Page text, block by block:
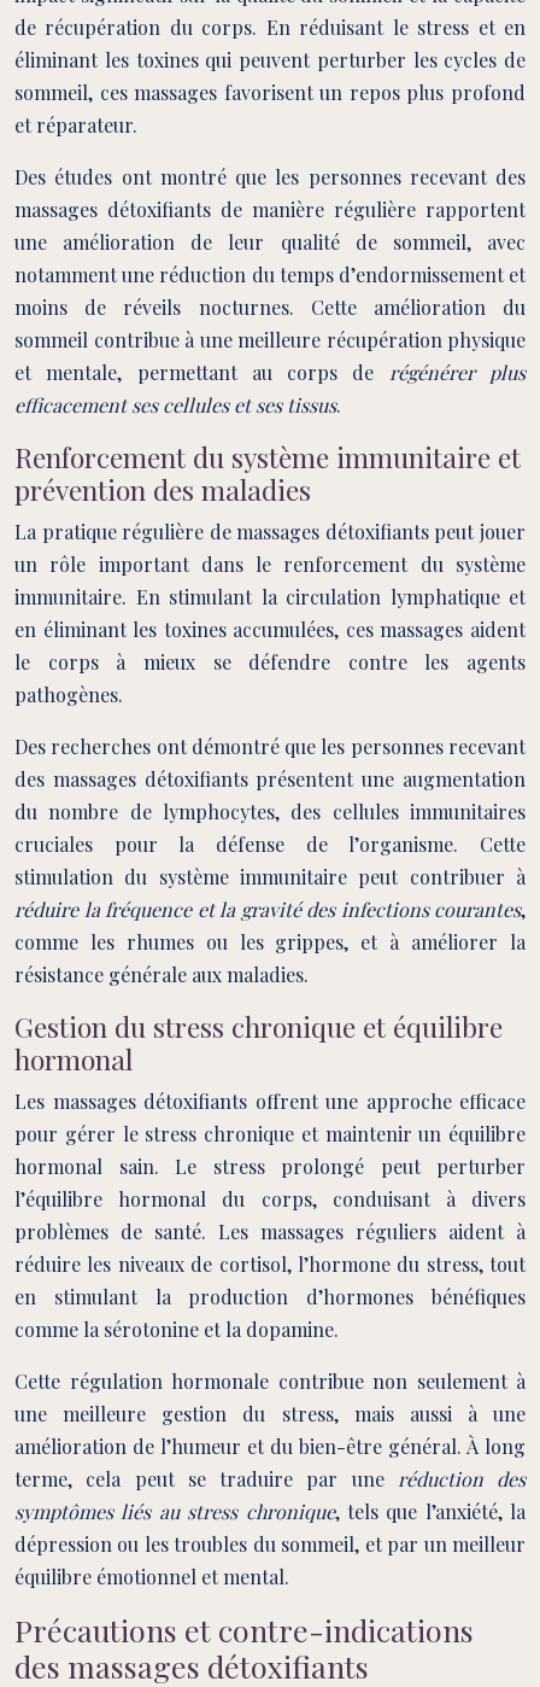
de récupération du corps. En réduisant le stress et en
éliminant les toxines qui peuvent perturber les cycles de
sommeil, ces massages favorisent un repos plus profond
et réparateur.
Des études ont montré que les personnes recevant des
massages détoxifiants de manière régulière rapportent
une amélioration de leur qualité de sommeil, avec
notamment une réduction du temps d’endormissement et
moins de réveils nocturnes. Cette amélioration du
sommeil contribue à une meilleure récupération physique
et mentale, permettant au corps de
régénérer plus
efficacement ses cellules et ses tissus.
Renforcement du système immunitaire et
prévention des maladies
La pratique régulière de massages détoxifiants peut jouer
un rôle important dans le renforcement du système
immunitaire. En stimulant la circulation lymphatique et
en éliminant les toxines accumulées, ces massages aident
le corps à mieux se défendre contre les agents
pathogènes.
Des recherches ont démontré que les personnes recevant
des massages détoxifiants présentent une augmentation
du nombre de lymphocytes, des cellules immunitaires
cruciales pour la défense de l’organisme. Cette
stimulation du système immunitaire peut contribuer à
réduire la fréquence et la gravité des infections courantes,
comme les rhumes ou les grippes, et à améliorer la
résistance générale aux maladies.
Gestion du stress chronique et équilibre
hormonal
Les massages détoxifiants offrent une approche efficace
pour gérer le stress chronique et maintenir un équilibre
hormonal sain. Le stress prolongé peut perturber
l’équilibre hormonal du corps, conduisant à divers
problèmes de santé. Les massages réguliers aident à
réduire les niveaux de cortisol, l’hormone du stress, tout
en stimulant la production d’hormones bénéfiques
comme la sérotonine et la dopamine.
Cette régulation hormonale contribue non seulement à
une meilleure gestion du stress, mais aussi à une
amélioration de l’humeur et du bien-être général. À long
terme, cela peut se traduire par une
réduction des
symptômes liés au stress chronique, tels que l’anxiété, la
dépression ou les troubles du sommeil, et par un meilleur
équilibre émotionnel et mental.
Précautions et contre-indications
des massages détoxifiants